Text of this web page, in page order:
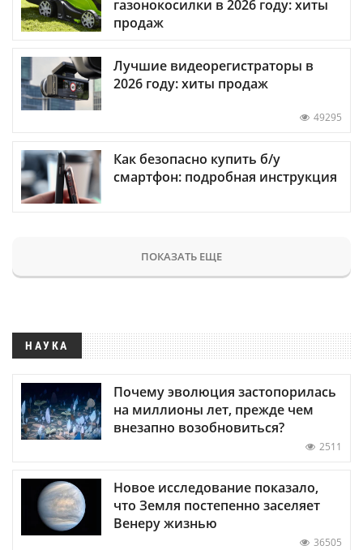
газонокосилки в 2026 году: хиты
продаж
Лучшие видеорегистраторы в
2026 году: хиты продаж
49295
Как безопасно купить б/у
смартфон: подробная инструкция
ПОКАЗАТЬ ЕЩЕ
НАУКА
Почему эволюция застопорилась
на миллионы лет, прежде чем
внезапно возобновиться?
2511
Новое исследование показало,
что Земля постепенно заселяет
Венеру жизнью
36505